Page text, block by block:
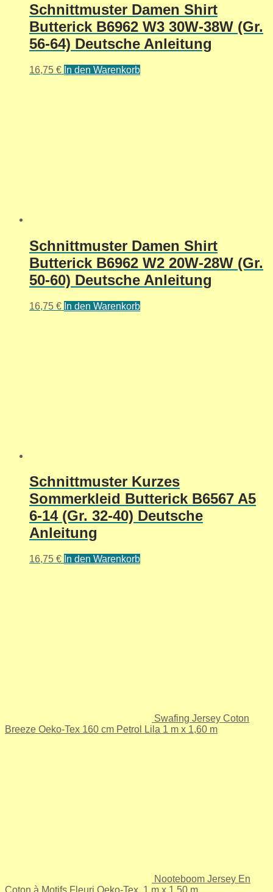
Schnittmuster Damen Shirt
Butterick B6962 W3 30W-38W (Gr.
56-64) Deutsche Anleitung
16,75 € In den Warenkorb
Schnittmuster Damen Shirt
Butterick B6962 W2 20W-28W (Gr.
50-60) Deutsche Anleitung
16,75 € In den Warenkorb
Schnittmuster Kurzes
Sommerkleid Butterick B6567 A5
6-14 (Gr. 32-40) Deutsche
Anleitung
16,75 € In den Warenkorb
Swafing Jersey Coton
Breeze Oeko-Tex 160 cm Petrol Lila 1 m x 1,60 m
Nooteboom Jersey En